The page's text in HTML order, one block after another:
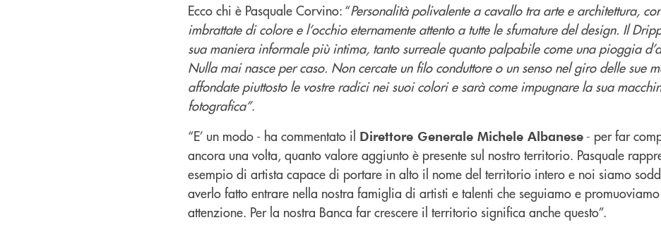
Ecco chi è Pasquale Corvino: “Personalità polivalente a cavallo tra arte e architettura,
imbrattate di colore e l’occhio eternamente attento a tutte le sfumature del design. Il
sua maniera informale più intima, tanto surreale quanto palpabile come una pioggia
Nulla mai nasce per caso. Non cercate un filo conduttore o un senso nel giro delle sue
affondate piuttosto le vostre radici nei suoi colori e sarà come impugnare la sua
fotografica”.
“E’ un modo - ha commentato il Direttore Generale Michele Albanese - per far
ancora una volta, quanto valore aggiunto è presente sul nostro territorio. Pasquale
esempio di artista capace di portare in alto il nome del territorio intero e noi siamo
averlo fatto entrare nella nostra famiglia di artisti e talenti che seguiamo e
attenzione. Per la nostra Banca far crescere il territorio significa anche questo”.